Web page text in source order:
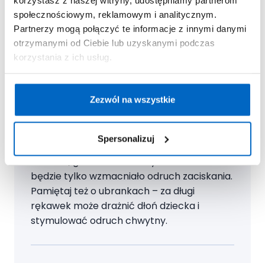
społecznościowym, reklamowym i analitycznym.
Partnerzy mogą połączyć te informacje z innymi danymi
otrzymanymi od Ciebie lub uzyskanymi podczas
korzystania z ich usług.
Zezwól na wszystkie
Spersonalizuj
solidna porcja ciekawej stymulacji.
Ekspert radzi
Można spróbować stymulować rączkę do
otwarcia. Co ważne, robimy to głaszcząc,
dotykając zewnętrznej (tzw. grzbietowej)
części dłoni, nie jej wnętrza. Podawanie
dziecku do rączki naszego palca lub
będzie tylko wzmacniało odruch zaciskania.
Pamiętaj też o ubrankach – za długi
rękawek może drażnić dłoń dziecka i
stymulować odruch chwytny.